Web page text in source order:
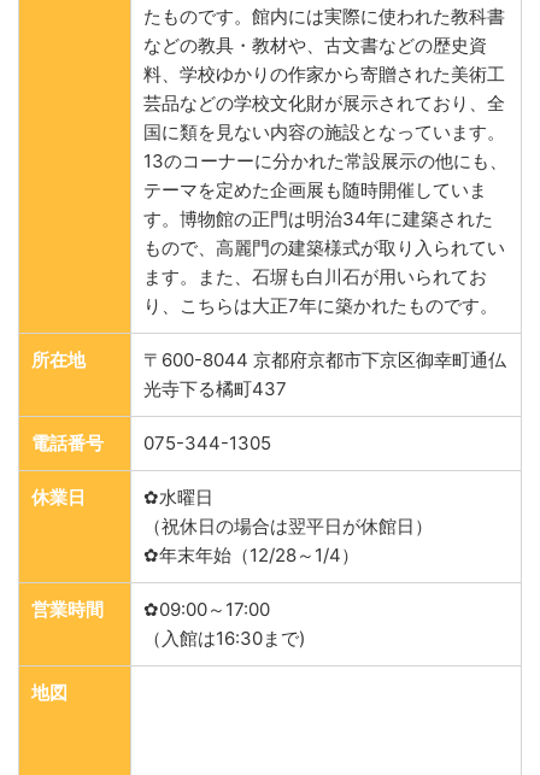
たものです。館内には実際に使われた教科書
などの教具・教材や、古文書などの歴史資
料、学校ゆかりの作家から寄贈された美術工
芸品などの学校文化財が展示されており、全
国に類を見ない内容の施設となっています。
13のコーナーに分かれた常設展示の他にも、
テーマを定めた企画展も随時開催していま
す。博物館の正門は明治34年に建築された
もので、高麗門の建築様式が取り入られてい
ます。また、石塀も白川石が用いられてお
り、こちらは大正7年に築かれたものです。
所在地
〒600-8044 京都府京都市下京区御幸町通仏
光寺下る橘町437‎
電話番号 075-344-1305
休業日
✿水曜日
（祝休日の場合は翌平日が休館日）
✿年末年始（12/28～1/4）
営業時間
✿09:00～17:00
（入館は16:30まで)
地図